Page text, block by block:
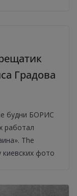
Градова
будни БОРИС
работал
The
киевских фото